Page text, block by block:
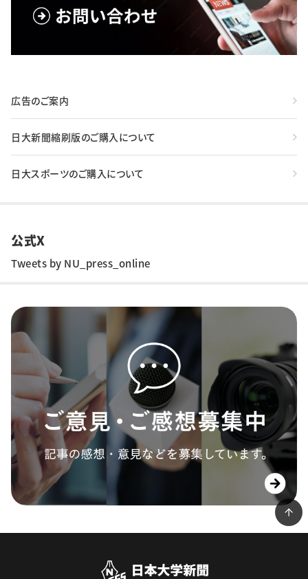
広告のご案内
日大新聞縮刷版のご購入について
日大スポーツのご購入について
公式X
Tweets by NU_press_online